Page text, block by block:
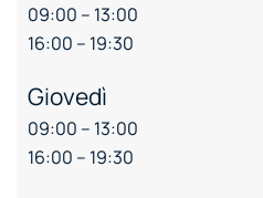
09:00 – 13:00
16:00 – 19:30
Giovedì
09:00 – 13:00
16:00 – 19:30